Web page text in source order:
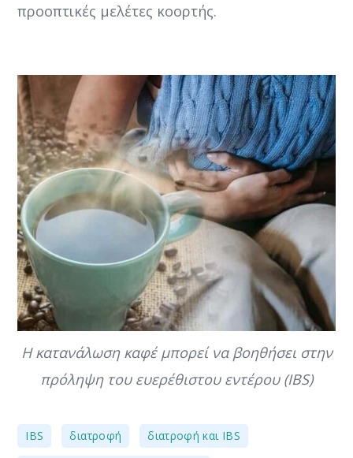
προοπτικές μελέτες κοορτής.
Η κατανάλωση καφέ μπορεί να βοηθήσει στην
πρόληψη του ευερέθιστου εντέρου (IBS)
IBS διατροφή διατροφή και IBS